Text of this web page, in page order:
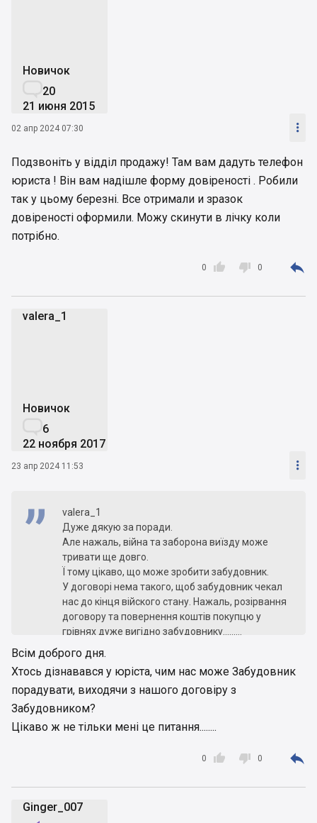
Новичок
20
21 июня 2015
02 апр 2024 07:30 
Подзвоніть у відділ продажу! Там вам дадуть телефон
юриста ! Він вам надішле форму довіреності . Робили
так у цьому березні. Все отримали и зразок
довіреності оформили. Можу скинути в лічку коли
потрібно.

0  0 
valera_1
Новичок
6
22 ноября 2017
23 апр 2024 11:53 
valera_1
Дуже дякую за поради.
Але нажаль, війна та заборона виїзду може
тривати ще довго.
Ї тому цікаво, що може зробити забудовник.
У договорі нема такого, щоб забудовник чекал
нас до кінця війского стану. Нажаль, розірвання
договору та повернення коштів покупцю у
грівнях дуже вигідно забудовнику.........
Всім доброго дня.
Хтось дізнавався у юріста, чим нас може Забудовник
порадувати, виходячи з нашого договіру з
Забудовником?
Цікаво ж не тільки мені це питання........

0  0 
Ginger_007